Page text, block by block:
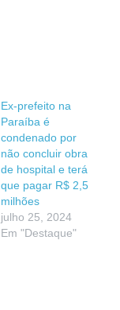
Ex-prefeito na
Paraíba é
condenado por
não concluir obra
de hospital e terá
que pagar R$ 2,5
milhões
julho 25, 2024
Em "Destaque"